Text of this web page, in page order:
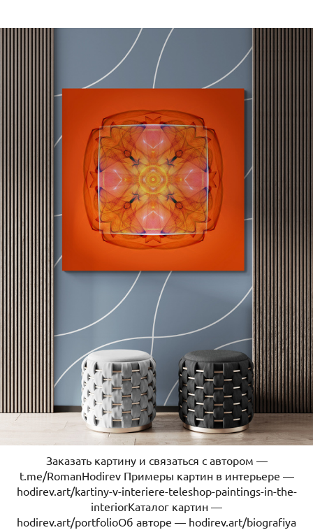
Заказать картину и связаться с автором —
t.me/RomanHodirev Примеры картин в интерьере —
hodirev.art/kartiny-v-interiere-teleshop-paintings-in-the-
interiorКаталог картин —
hodirev.art/portfolioОб авторе — hodirev.art/biografiya